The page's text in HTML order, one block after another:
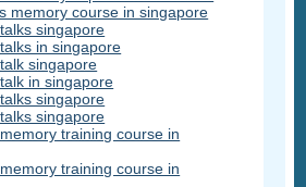
memory course in singapore
singapore
in singapore
singapore
in singapore
singapore
singapore
training course in
training course in